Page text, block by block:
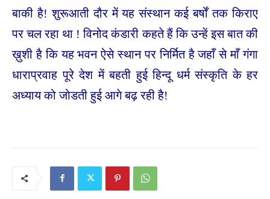
बाकी है! शुरूआती दौर में यह संस्थान कई बर्षों तक किराए
पर चल रहा था ! विनोद कंडारी कहते हैं कि उन्हें इस बात की
ख़ुशी है कि यह भवन ऐसे स्थान पर निर्मित है जहाँ से माँ गंगा
धाराप्रवाह पूरे देश में बहती हुई हिन्दू धर्म संस्कृति के हर
अध्याय को जोडती हुई आगे बढ़ रही है!